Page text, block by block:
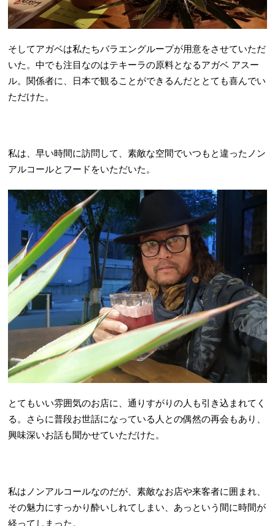
そしてアガベは私たちバラエングループが用意をさせていただ
いた。中でも注目なのはテキーラの原料となるアガベ アスー
ル。関係者に、日本で観ることができるんだととても喜んでい
ただけた。
私は、早い時間に訪問して、素敵な空間でいつもと違ったノン
アルコールとフードをいただいた。
とてもいい雰囲気のお店に、通りすがりの人も引き込まれてく
る。さらに普段お世話になっている人との偶然の再会もあり、
興味深いお話も聞かせていただけた。
私はノンアルコールなのだが、素敵なお店や来客者に囲まれ、
その魅力にすっかり酔いしれてしまい、あっという間に時間が
経ってしまった。